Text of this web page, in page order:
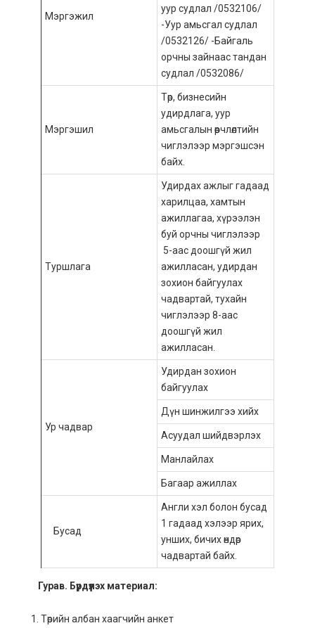
Мэргэжил
уур судлал /0532106/
-Уур амьсгал судлал
/0532126/ -Байгаль
орчны зайнаас тандан
судлал /0532086/
Мэргэшил
Төр, бизнесийн
удирдлага, уур
амьсгалын өөрчлөлтийн
чиглэлээр мэргэшсэн
байх.
Туршлага
Удирдах ажлыг гадаад
харилцаа, хамтын
ажиллагаа, хүрээлэн
буй орчны чиглэлээр
5-аас доошгүй жил
ажилласан, удирдан
зохион байгуулах
чадвартай, тухайн
чиглэлээр 8-аас
доошгүй жил
ажилласан.
Ур чадвар
Удирдан зохион
байгуулах
Дүн шинжилгээ хийх
Асуудал шийдвэрлэх
Манлайлах
Багаар ажиллах
Бусад
Англи хэл болон бусад
1 гадаад хэлээр ярих,
унших, бичих өндөр
чадвартай байх.
Гурав. Бүрдүүлэх материал:
Төрийн албан хаагчийн анкет